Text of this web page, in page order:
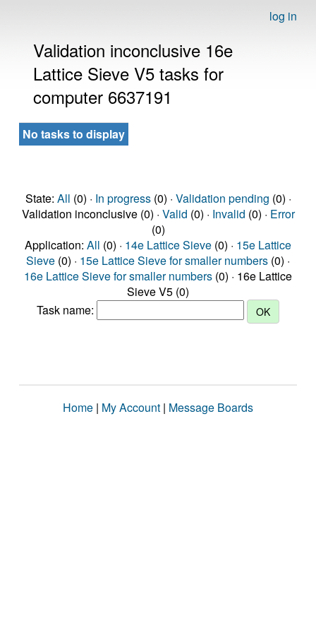
log in
Validation inconclusive 16e
Lattice Sieve V5 tasks for
computer 6637191
No tasks to display
State: All (0) · In progress(0) · Validation pending (0) ·
Validation inconclusive (0) · Valid (0) · Invalid (0) · Error
(0)
Application: All (0) · 14e Lattice Sieve (0) · 15e Lattice
Sieve (0) · 15e Lattice Sieve for smaller numbers (0) ·
16e Lattice Sieve for smaller numbers (0) · 16e Lattice
Sieve V5 (0)
Task name:
Home | My Account | Message Boards